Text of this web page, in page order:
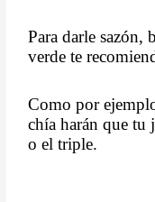
Para darle sazón,
verde te
Como por
chía harán que tu
o el triple.